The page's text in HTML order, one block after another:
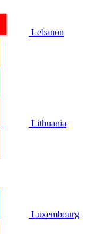
Lebanon
Lithuania
Luxembourg